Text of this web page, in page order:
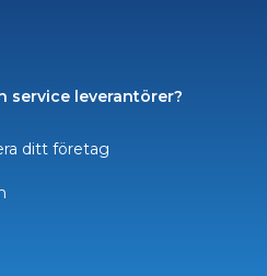
service leverantörer?
ditt företag